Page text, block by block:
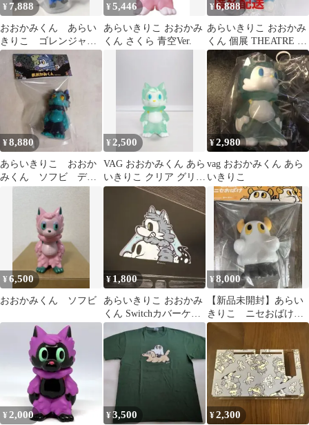
¥ 7,888
おおかみくん あらい
きりこ ゴレンジャ
ー ブルー
¥5,446
あらいきりこ おおかみ
くん さくら 青空Ver.
¥6,888
あらいきりこ おおかみ
くん 個展 THEATRE ぬ
いぐるみ マスコット
¥8,880
あらいきりこ おおか
みくん ソフビ デビ
ルマンver.
¥2,500
VAG おおかみくん あら
いきりこ クリア グリー
ン ソフビ フィギュア
¥2,980
vag おおかみくん あら
いきりこ
¥6,500
おおかみくん ソフビ
¥ 1,800
あらいきりこ おおかみ
くん Switchカバーケー
ス
¥8,000
【新品未開封】あらい
きりこ ニセおばけ
ソフビ 新作
¥ 2,000 ¥3,500 ¥2,300